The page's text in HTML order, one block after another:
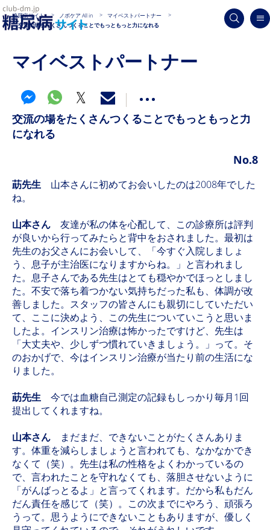
糖尿病サイト ノボケア All in
マイベストパートナー
交流の場をたくさんつくることでもっともっと力になれる
マイベストパートナー
交流の場をたくさんつくることでもっともっと力
になれる
No.8
莇先生 山本さんに初めてお会いしたのは2008年でした
ね。
山本さん 友達が私の体を心配して、この診療所は評判
が良いから行ってみたらと背中をおされました。最初は
先生のお父さんにお会いして、「今すぐ入院しましょ
う、息子が主治医になりますからね。」と言われまし
た。息子さんである先生はとても穏やかでほっとしまし
た。不安で落ち着つかない気持ちだった私も、体調が改
善しました。スタッフの皆さんにも親切にしていただい
て、ここに決めよう、この先生についていこうと思いま
したよ。インスリン治療は怖かったですけど、先生は
「大丈夫や、少しずつ慣れていきましょう。」って。そ
のおかげで、今はインスリン治療が当たり前の生活にな
りました。
莇先生 今では血糖自己測定の記録もしっかり毎月1回
提出してくれますね。
山本さん まだまだ、できないことがたくさんありま
す。体重を減らしましょうと言われても、なかなかでき
なくて（笑）。先生は私の性格をよくわかっているの
で、言われたことを守れなくても、落胆させないように
「がんばっとるよ」と言ってくれます。だから私もだん
だん責任を感じて（笑）。この次までにやろう、頑張ろ
うって。思うようにできないこともありますが、優しく